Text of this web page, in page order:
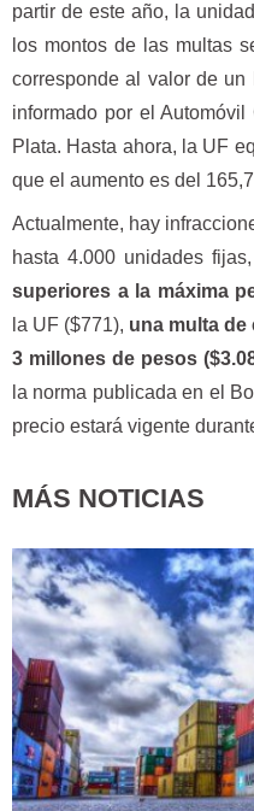
partir de este año, la
los montos de las multas
corresponde al valor de
informado por el
Plata. Hasta ahora, la UF
que el aumento es del
Actualmente, hay
hasta 4.000 unidades
superiores a la máxima
la UF ($771), una multa de
3 millones de pesos
la norma publicada en el
precio estará vigente
MÁS NOTICIAS